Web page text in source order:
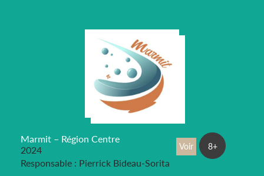
Marmit – Région Centre
2024
Responsable : Pierrick Bideau-Sorita
Voir 8+